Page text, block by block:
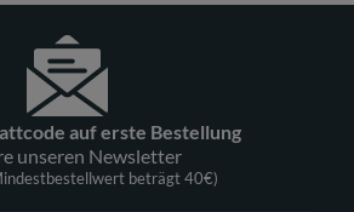
auf erste Bestellung
unseren Newsletter
beträgt 40€)